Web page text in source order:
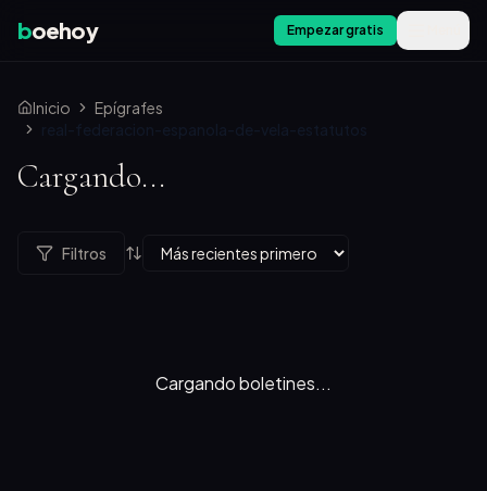
boehoy Empezar gratis
Inicio
Epígrafes
real-federacion-espanola-de-vela-estatutos
Cargando...
Filtros
Cargando boletines...